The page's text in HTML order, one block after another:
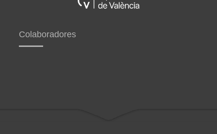
Colaboradores